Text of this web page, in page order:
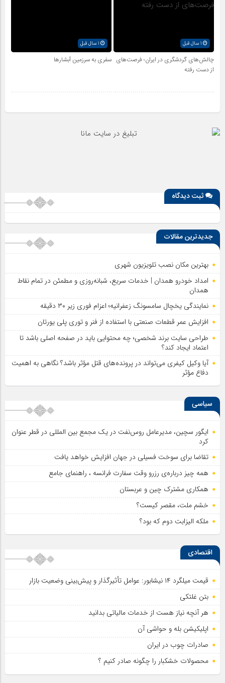
1 سال قبل
چالش‌های گردشگری در ایران؛ فرصت‌های
از دست رفته
سفری به سرزمین آبشارها
ثبت دیدگاه
جدیدترین مقالات
بهترین مکان نصب تلویزیون شهری
امداد خودرو همدان | خدمات سریع، شبانه‌روزی و مطمئن در تمام نقاط
همدان
نمایندگی یخچال سامسونگ زعفرانیه؛ اعزام فوری زیر ۳۰ دقیقه
افزایش عمر قطعات صنعتی با استفاده از فنر و توری پلی یورتان
طراحی سایت برند شخصی؛ چه محتوایی باید در صفحه اصلی باشد تا
اعتماد ایجاد کند؟
آیا وکیل کیفری می‌تواند در پرونده‌های قتل مؤثر باشد؟ نگاهی به اهمیت
دفاع مؤثر
سیاسی
ایگور سچین، مدیرعامل روس‌نفت در یک مجمع بین المللی در قطر عنوان
کرد
تقاضا برای سوخت فسیلی در جهان افزایش خواهد یافت
همه چیز درباره‌ی رزرو وقت سفارت فرانسه ، راهنمای جامع
همکاری مشترک چین و عربستان
خشم ملت، مقصر کیست؟
ملکه الیزابت دوم که بود؟
اقتصادی
قیمت میلگرد ۱۴ نیشابور: عوامل تأثیرگذار و پیش‌بینی وضعیت بازار
بتن غلتکی
هر آنچه نیاز هست از خدمات مالیاتی بدانید
اپلیکیشن بله و حواشی آن
صادرات چوب در ایران
محصولات خشکبار را چگونه صادر کنیم ؟